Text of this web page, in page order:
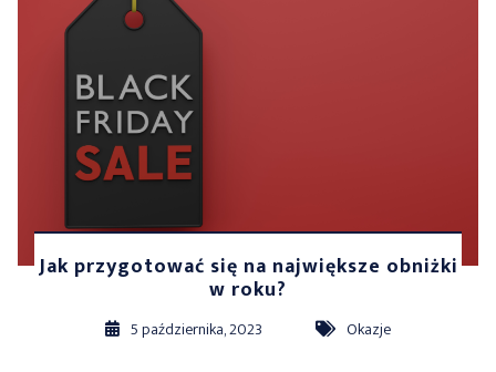
Jak przygotować się na największe obniżki
w roku?
5 października, 2023 Okazje